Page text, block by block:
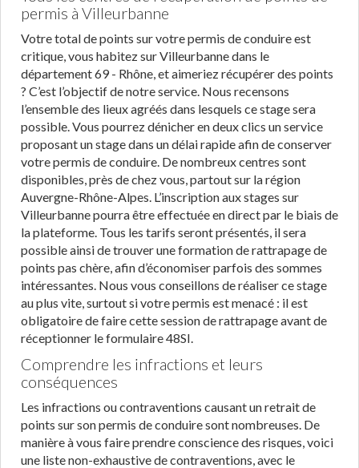
permis à Villeurbanne
Votre total de points sur votre permis de conduire est
critique, vous habitez sur Villeurbanne dans le
département 69 - Rhône, et aimeriez récupérer des points
? C’est l’objectif de notre service. Nous recensons
l’ensemble des lieux agréés dans lesquels ce stage sera
possible. Vous pourrez dénicher en deux clics un service
proposant un stage dans un délai rapide afin de conserver
votre permis de conduire. De nombreux centres sont
disponibles, près de chez vous, partout sur la région
Auvergne-Rhône-Alpes. L’inscription aux stages sur
Villeurbanne pourra être effectuée en direct par le biais de
la plateforme. Tous les tarifs seront présentés, il sera
possible ainsi de trouver une formation de rattrapage de
points pas chère, afin d’économiser parfois des sommes
intéressantes. Nous vous conseillons de réaliser ce stage
au plus vite, surtout si votre permis est menacé : il est
obligatoire de faire cette session de rattrapage avant de
réceptionner le formulaire 48SI.
Comprendre les infractions et leurs
conséquences
Les infractions ou contraventions causant un retrait de
points sur son permis de conduire sont nombreuses. De
manière à vous faire prendre conscience des risques, voici
une liste non-exhaustive de contraventions, avec le